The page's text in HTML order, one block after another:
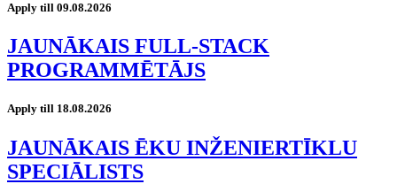
Apply till 09.08.2026
JAUNĀKAIS FULL-STACK
PROGRAMMĒTĀJS
Apply till 18.08.2026
JAUNĀKAIS ĒKU INŽENIERTĪKLU
SPECIĀLISTS